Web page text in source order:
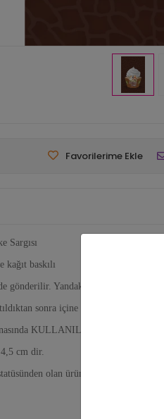
Favorilerime Ekle
Sargısı
kağıt baskılı
gönderilir. Yandaki ayarlayabilir
sonra içine cupcake yerleştirilir.
KULLANILMAZ, sunum
cm dir.
olan ürünler olduğundan